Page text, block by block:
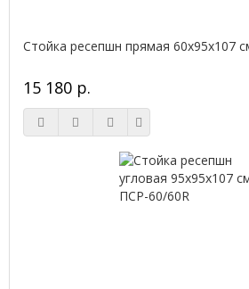
Стойка ресепшн прямая 60х95х107
15 180 р.